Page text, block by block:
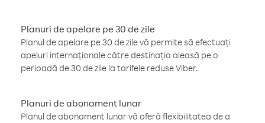
Planuri de apelare pe 30 de zile
Planul de apelare pe 30 de zile vă permite să efectuați
apeluri internaționale către destinația aleasă pe o
perioadă de 30 de zile la tarifele reduse Viber.
Planuri de abonament lunar
Planul de abonament lunar vă oferă flexibilitatea de a